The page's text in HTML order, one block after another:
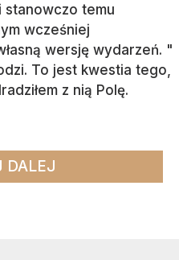
stanowczo temu
wcześniej
wersję wydarzeń. "
To jest kwestia tego,
z nią Polę.
DALEJ